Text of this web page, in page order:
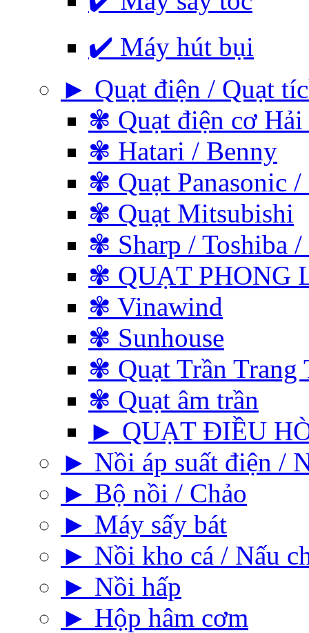
✔️ Máy hút bụi
► Quạt điện / Quạt
✾ Quạt điện cơ Hải
✾ Hatari / Benny
✾ Quạt Panasonic /
✾ Quạt Mitsubishi
✾ Sharp / Toshiba
✾ QUẠT PHONG
✾ Vinawind
✾ Sunhouse
✾ Quạt Trần Trang
✾ Quạt âm trần
► QUẠT ĐIỀU
► Nồi áp suất điện /
► Bộ nồi / Chảo
► Máy sấy bát
► Nồi kho cá / Nấu
► Nồi hấp
► Hộp hâm cơm